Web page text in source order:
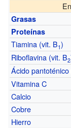
Grasas
Proteínas
Tiamina (vit. B1)
Riboflavina (vit. B2
Ácido
Vitamina C
Calcio
Cobre
Hierro